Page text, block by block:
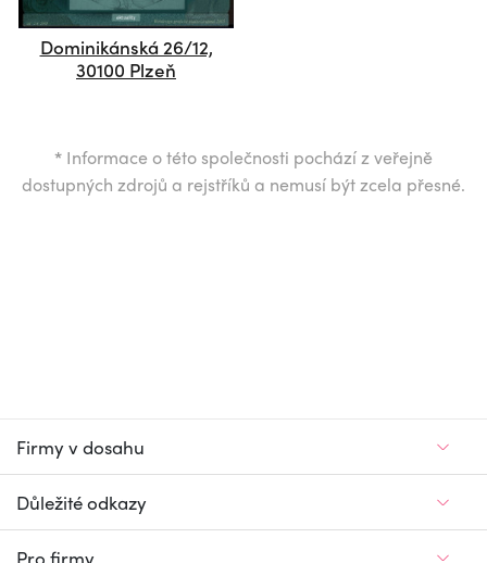
Dominikánská 26/12,
30100 Plzeň
* Informace o této společnosti pochází z veřejně
dostupných zdrojů a rejstříků a nemusí být zcela přesné.
Firmy v dosahu
Důležité odkazy
Pro firmy